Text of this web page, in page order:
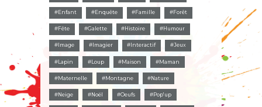
Enfant Enquête Famille Forêt
Fête Galette Histoire Humour
Image Imagier Interactif Jeux
Lapin Loup Maison Maman
Maternelle Montagne Nature
Neige Noël Oeufs Pop'up